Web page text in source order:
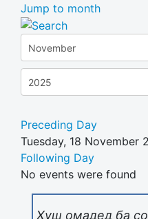
Хуш омадед ба
Jump to month
Preceding Day
Tuesday, 18 November
Following Day
No events were found